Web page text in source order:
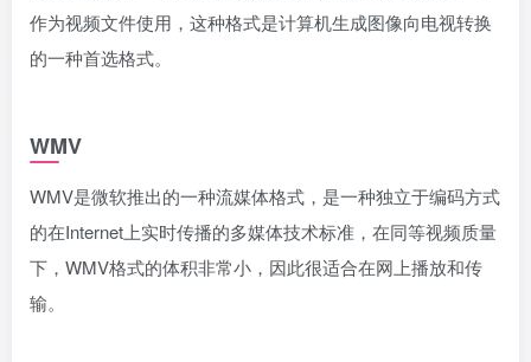
作为视频文件使用，这种格式是计算机生成图像向电视转换
的一种首选格式。
WMV
WMV是微软推出的一种流媒体格式，是一种独立于编码方式
的在Internet上实时传播的多媒体技术标准，在同等视频质量
下，WMV格式的体积非常小，因此很适合在网上播放和传
输。